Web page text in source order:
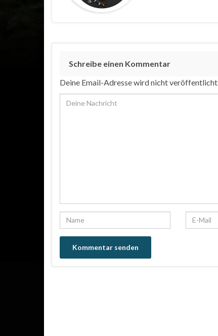
Schreibe einen Kommentar
Deine Email-Adresse wird nicht veröffentlicht.